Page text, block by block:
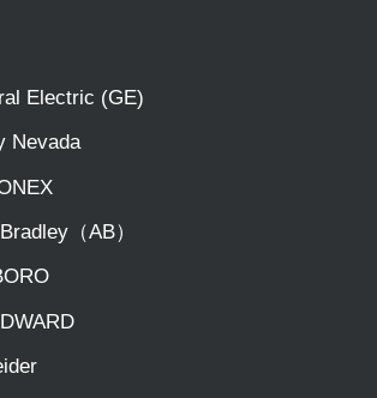
Electric (GE)
Nevada
（AB）